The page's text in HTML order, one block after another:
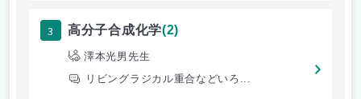
3 高分子合成化学(2)
澤本光男先生
リビングラジカル重合などいろ...